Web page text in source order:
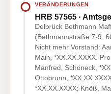
VERÄNDERUNGEN
HRB 57565 ·
Delbrück Bethmann
(Bethmannstraße 7-9,
Nicht mehr Vorstand:
Main, *XX.XX.XXXX.
Manfred, Schöneck,
Ottobrunn,
*XX.XX.XXXX; Knöß,